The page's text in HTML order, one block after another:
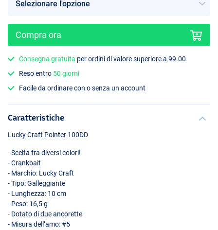
Compra ora
Consegna gratuita per ordini di valore superiore a 99.00
Reso entro 50 giorni
Facile da ordinare con o senza un account
Caratteristiche
Lucky Craft Pointer 100DD
- Scelta fra diversi colori!
- Crankbait
- Marchio: Lucky Craft
- Tipo: Galleggiante
- Lunghezza: 10 cm
- Peso: 16,5 g
- Dotato di due ancorette
- Misura dell’amo: #5